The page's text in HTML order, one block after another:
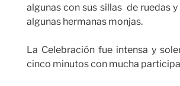
algunas con sus sillas de ruedas
algunas hermanas monjas.
La Celebración fue intensa y
cinco minutos con mucha